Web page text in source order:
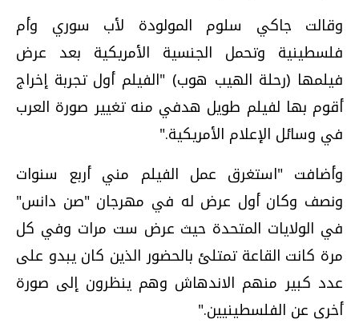
وقالت جاكي سلوم المولودة لأب سوري وأم
فلسطينية وتحمل الجنسية الأمريكية بعد عرض
فيلمها (رحلة الهيب هوب) "الفيلم أول تجربة إخراج
أقوم بها لفيلم طويل هدفي منه تغيير صورة العرب
في وسائل الإعلام الأمريكية."
وأضافت "استغرق عمل الفيلم مني أربع سنوات
ونصف وكان أول عرض له في مهرجان "صن دانس"
في الولايات المتحدة حيث عرض ست مرات وفي كل
مرة كانت القاعة تمتلئ بالحضور الذين كان يبدو على
عدد كبير منهم الاندهاش وهم ينظرون إلى صورة
أخرى عن الفلسطينيين."